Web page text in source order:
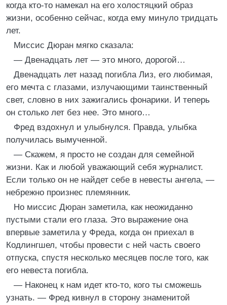
когда кто-то намекал на его холостяцкий образ
жизни, особенно сейчас, когда ему минуло тридцать
лет.
Миссис Дюран мягко сказала:
— Двенадцать лет — это много, дорогой…
Двенадцать лет назад погибла Лиз, его любимая,
его мечта с глазами, излучающими таинственный
свет, словно в них зажигались фонарики. И теперь
он столько лет без нее. Это много…
Фред вздохнул и улыбнулся. Правда, улыбка
получилась вымученной.
— Скажем, я просто не создан для семейной
жизни. Как и любой уважающий себя журналист.
Если только он не найдет себе в невесты ангела, —
небрежно произнес племянник.
Но миссис Дюран заметила, как неожиданно
пустыми стали его глаза. Это выражение она
впервые заметила у Фреда, когда он приехал в
Кодлингшел, чтобы провести с ней часть своего
отпуска, спустя несколько месяцев после того, как
его невеста погибла.
— Наконец к нам идет кто-то, кого ты сможешь
узнать. — Фред кивнул в сторону знаменитой